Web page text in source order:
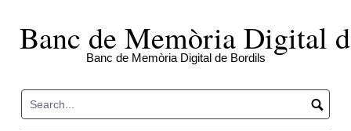
contentBanc de Memòria Digital
Banc de Memòria Digital de Bordils